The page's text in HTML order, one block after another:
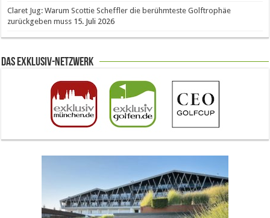
Claret Jug: Warum Scottie Scheffler die berühmteste Golftrophäe
zurückgeben muss 15. Juli 2026
Das Exklusiv-Netzwerk